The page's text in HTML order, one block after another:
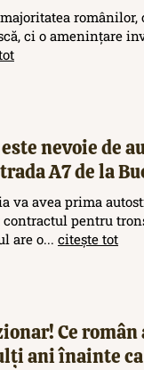
românilor,
ci o amenințare
este nevoie de
A7 de la
va avea prima
contractul pentru
are o... citește tot
Ce
ani înainte